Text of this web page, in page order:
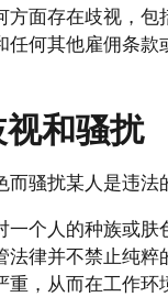
方面存在歧视，
何其他雇佣条款
和骚扰
骚扰某人是违法
一个人的种族或
律并不禁止纯粹
重，从而在工作